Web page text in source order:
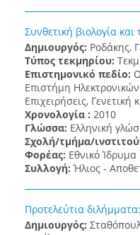
Συνθετική βιολογία
Δημιουργός: Ροδάκης,
Τύπος τεκμηρίου:
Επιστημονικό πεδίο:
Επιστήμη
Επιχειρήσεις, Γενετική
Χρονολογία : 2010
Γλώσσα: Ελληνική
Σχολή/τμήμα/
Φορέας: Εθνικό
Συλλογή:Ήλιος -
Προτελεύτια
Δημιουργός: